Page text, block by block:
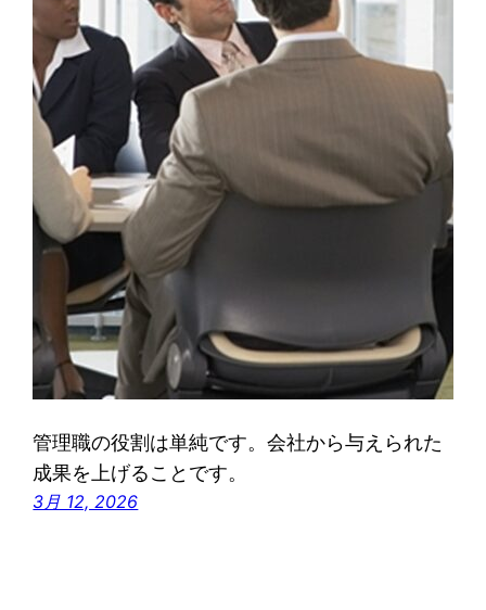
管理職の役割は単純です。会社から与えられた
成果を上げることです。
3月 12, 2026